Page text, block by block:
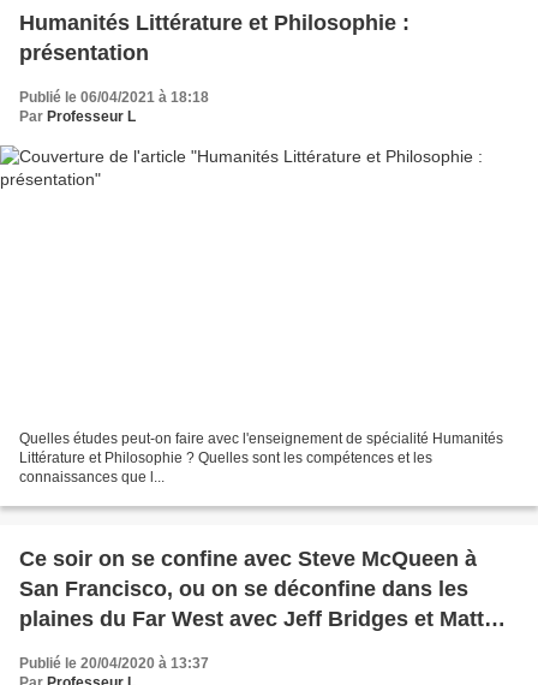
Humanités Littérature et Philosophie :
présentation
Publié le 06/04/2021 à 18:18
Par Professeur L
Quelles études peut-on faire avec l'enseignement de spécialité Humanités
Littérature et Philosophie ? Quelles sont les compétences et les
connaissances que l...
Ce soir on se confine avec Steve McQueen à
San Francisco, ou on se déconfine dans les
plaines du Far West avec Jeff Bridges et Matt
Publié le 20/04/2020 à 13:37